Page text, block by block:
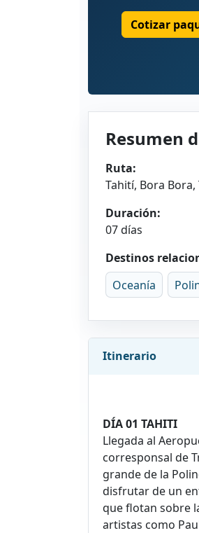
Cotizar
Resumen
Ruta:
Tahití, Bora Bora,
Duración:
07 días
Destinos
Oceanía
Itinerario
DÍA 01 TAHITI
Llegada al
corresponsal de
grande de la
disfrutar de un
que flotan sobre
artistas como